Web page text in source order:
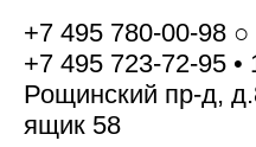
+7 495 780-00-98
+7 495 723-72-95
Рощинский пр-д,
ящик 58